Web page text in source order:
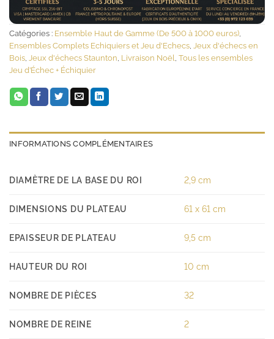
Catégories : Ensemble Haut de Gamme (De 500 à 1000 euros),
Ensembles Complets Echiquiers et Jeu d'Echecs, Jeux d'échecs en
Bois, Jeux d'échecs Staunton, Livraison Noël, Tous les ensembles
Jeu d’Échec + Échiquier
INFORMATIONS COMPLÉMENTAIRES
DIAMÈTRE DE LA BASE DU ROI 2,9 cm
DIMENSIONS DU PLATEAU 61 x 61 cm
EPAISSEUR DE PLATEAU 9,5 cm
HAUTEUR DU ROI 10 cm
NOMBRE DE PIÈCES 32
NOMBRE DE REINE 2